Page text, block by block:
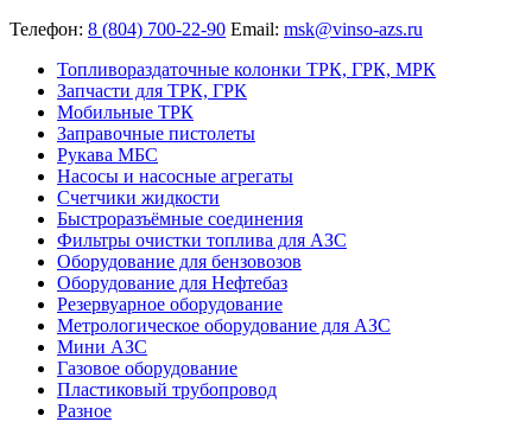
Телефон: 8 (804) 700-22-90 Email: msk@vinso-azs.ru
Топливораздаточные колонки ТРК, ГРК, МРК
Запчасти для ТРК, ГРК
Мобильные ТРК
Заправочные пистолеты
Рукава МБС
Насосы и насосные агрегаты
Счетчики жидкости
Быстроразъёмные соединения
Фильтры очистки топлива для АЗС
Оборудование для бензовозов
Оборудование для Нефтебаз
Резервуарное оборудование
Метрологическое оборудование для АЗС
Мини АЗС
Газовое оборудование
Пластиковый трубопровод
Разное